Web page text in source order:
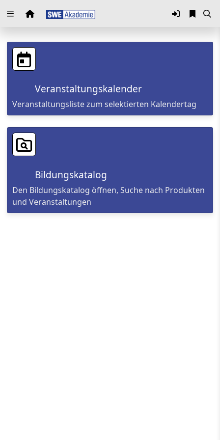
Zuklappen
Loading
Loading
Loading
Loading
Loading
Loading
Veranstaltungskalender
Veranstaltungsliste zum selektierten Kalendertag
Bildungskatalog
Den Bildungskatalog öffnen, Suche nach Produkten
und Veranstaltungen